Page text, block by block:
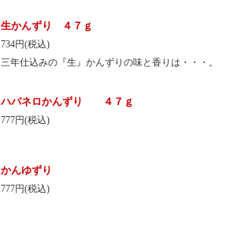
生かんずり ４７ｇ
734円(税込)
三年仕込みの『生』かんずりの味と香りは・・・。
ハバネロかんずり ４７ｇ
777円(税込)
かんゆずり
777円(税込)